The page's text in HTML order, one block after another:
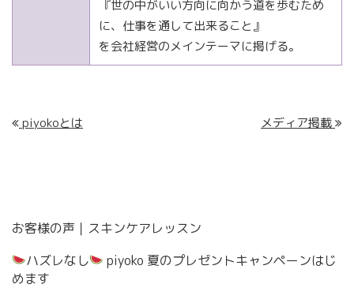
『世の中がいい方向に向かう道を歩むため
に、仕事を通して出来ること』
を会社経営のメインテーマに掲げる。
piyokoとは メディア掲載
お客様の声｜スキンケアレッスン
ハズレなし
piyoko 夏のプレゼントキャンペーンはじ
めます